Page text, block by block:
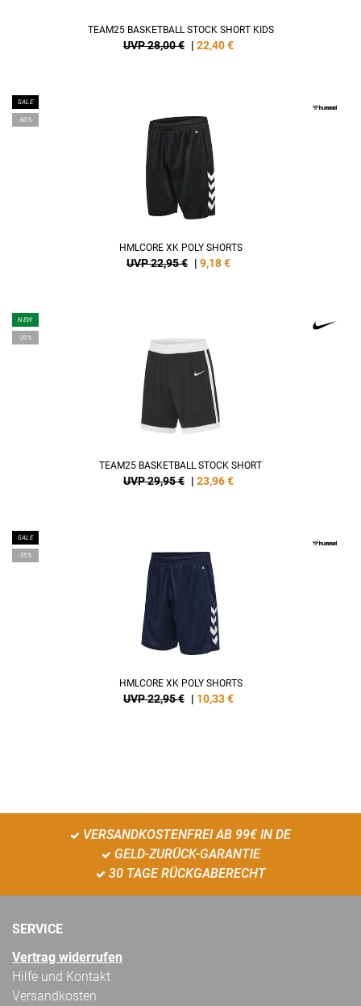
TEAM25 BASKETBALL STOCK SHORT KIDS
UVP 28,00 € | 22,40€
SALE
-60%
HMLCORE XK POLY SHORTS
UVP 22,95 € | 9,18€
NEW
-20%
TEAM25 BASKETBALL STOCK SHORT
UVP 29,95 € | 23,96€
SALE
-55%
HMLCORE XK POLY SHORTS
UVP 22,95 € | 10,33€
VERSANDKOSTENFREI AB 99€ IN DE
GELD-ZURÜCK-GARANTIE
30 TAGE RÜCKGABERECHT
SERVICE
Vertrag widerrufen
Hilfe und Kontakt
Versandkosten